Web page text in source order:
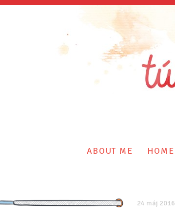
ABOUT ME HOME
24 máj 2016